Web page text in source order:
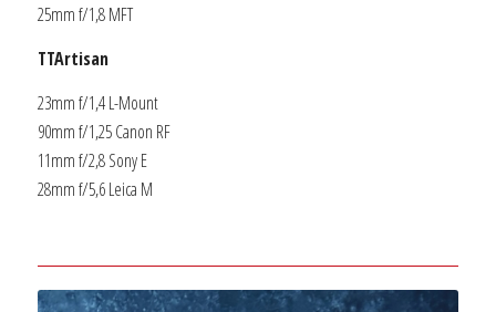
25mm f/1,8 MFT
TTArtisan
23mm f/1,4 L-Mount
90mm f/1,25 Canon RF
11mm f/2,8 Sony E
28mm f/5,6 Leica M